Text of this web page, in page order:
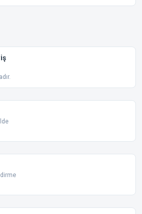
bozuk veya görüntülenemiyor.
eksik bilgiler bulunuyor.
alternatifler olmalı.